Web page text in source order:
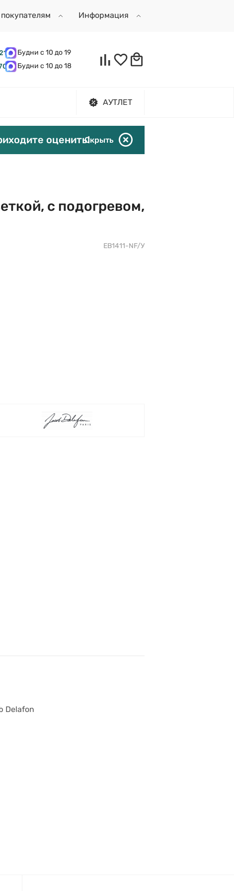
Информация
Будни с 10 до 19
Будни с 10 до 18
АУТЛЕТ
оценить!Скрыть
с подогревом,
EB1411-NF/У
Delafon